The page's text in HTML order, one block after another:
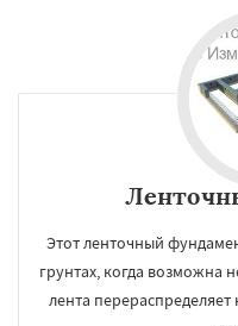
Этот ленточный
грунтах, когда возможна
лента